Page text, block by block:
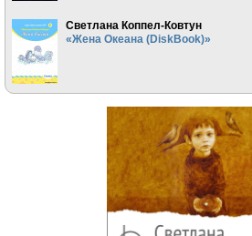
Светлана Коппел-Ковтун
«Жена Океана (DiskBook)»